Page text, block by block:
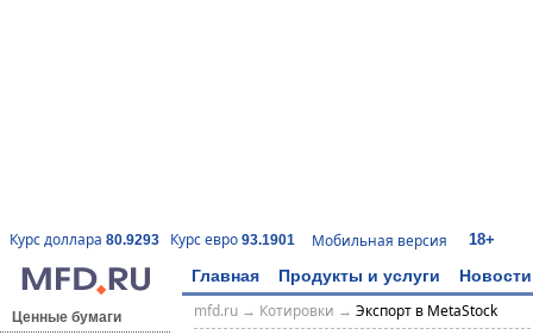
Курс доллара 80.9293 Курс евро 93.1901 Мобильная версия 18+
Главная Продукты и услуги Новости
Ценные бумаги
mfd.ru→ Котировки → Экспорт в MetaStock